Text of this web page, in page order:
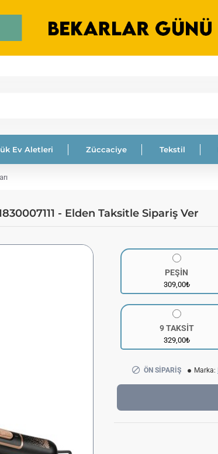
Ev Aletleri Züccaciye Tekstil
- Elden Taksitle Sipariş Ver
PEŞİN
309,00₺
9 TAKSİT
329,00₺
ÖN SIPARIŞ Marka: